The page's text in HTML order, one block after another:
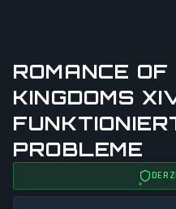
ROMANCE
KINGDOMS
PROBLEME